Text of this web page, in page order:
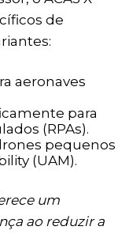
de
aeronaves
para
(RPAs).
pequenos
(UAM).
um
ao reduzir a